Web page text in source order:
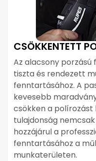
CSÖKKENTETT
Az alacsony porzású
tiszta és rendezett
fenntartásához. A
kevesebb
csökken a polírozást
tulajdonság
hozzájárul a
fenntartásához a
munkaterületen.